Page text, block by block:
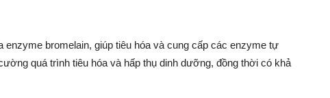
bromelain, giúp tiêu hóa và cung cấp các enzyme tự
quá trình tiêu hóa và hấp thụ dinh dưỡng, đồng thời có khả